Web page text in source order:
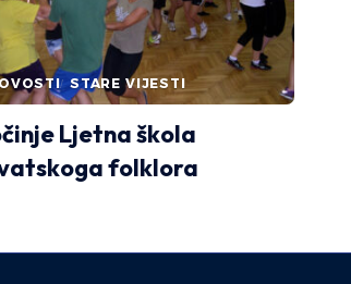
STARE VIJESTI
Ljetna škola
folklora